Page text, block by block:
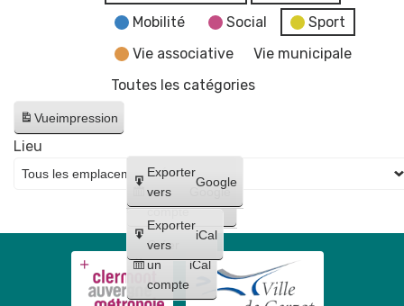
Mobilité
Social
Sport
Vie associative
Vie municipale
Toutes les catégories
Vueimpression
Créer
un
compte
Google
Créer
un
compte
iCal
Exporter
vers
Google
Exporter
vers
iCal
Lieu